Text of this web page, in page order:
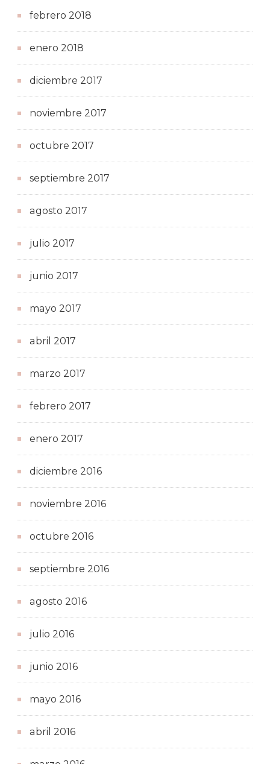
febrero 2018
enero 2018
diciembre 2017
noviembre 2017
octubre 2017
septiembre 2017
agosto 2017
julio 2017
junio 2017
mayo 2017
abril 2017
marzo 2017
febrero 2017
enero 2017
diciembre 2016
noviembre 2016
octubre 2016
septiembre 2016
agosto 2016
julio 2016
junio 2016
mayo 2016
abril 2016